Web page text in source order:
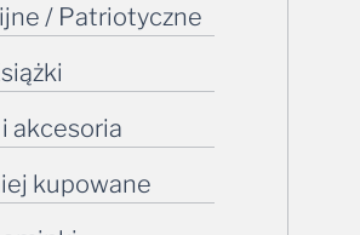
/ Patriotyczne
akcesoria
kupowane